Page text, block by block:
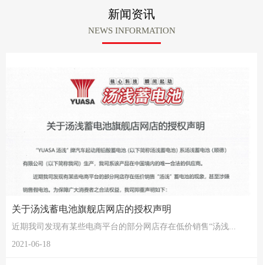
新闻资讯
NEWS INFORMATION
关于汤浅蓄电池旗舰店网店的授权声明
近期我司发现有某些电商平台的部分网店存在低价销售“汤浅...
2021-06-18